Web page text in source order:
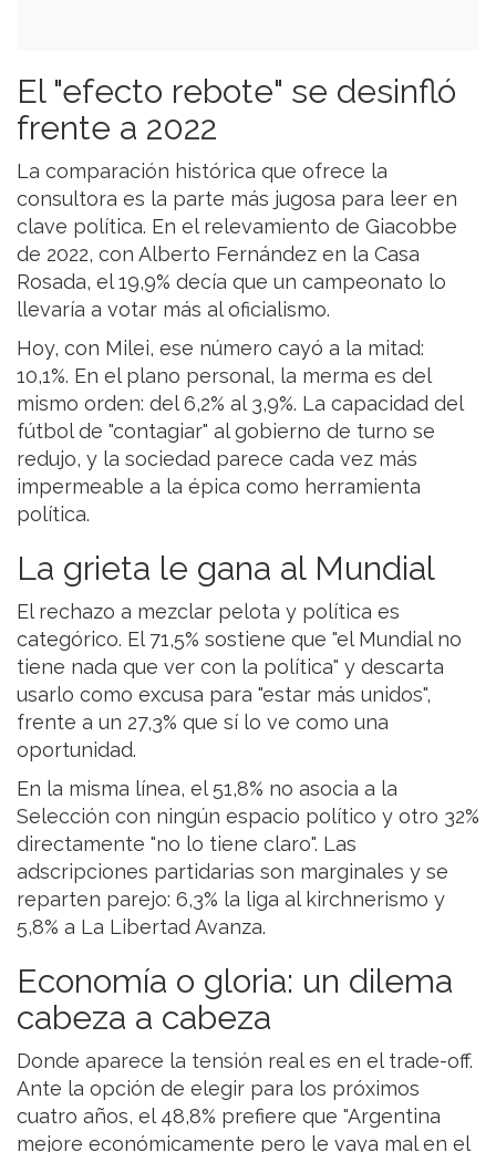
El "efecto rebote" se desinfló
frente a 2022
La comparación histórica que ofrece la
consultora es la parte más jugosa para leer en
clave política. En el relevamiento de Giacobbe
de 2022, con Alberto Fernández en la Casa
Rosada, el 19,9% decía que un campeonato lo
llevaría a votar más al oficialismo.
Hoy, con Milei, ese número cayó a la mitad:
10,1%. En el plano personal, la merma es del
mismo orden: del 6,2% al 3,9%. La capacidad del
fútbol de "contagiar" al gobierno de turno se
redujo, y la sociedad parece cada vez más
impermeable a la épica como herramienta
política.
La grieta le gana al Mundial
El rechazo a mezclar pelota y política es
categórico. El 71,5% sostiene que "el Mundial no
tiene nada que ver con la política" y descarta
usarlo como excusa para "estar más unidos",
frente a un 27,3% que sí lo ve como una
oportunidad.
En la misma línea, el 51,8% no asocia a la
Selección con ningún espacio político y otro 32%
directamente "no lo tiene claro". Las
adscripciones partidarias son marginales y se
reparten parejo: 6,3% la liga al kirchnerismo y
5,8% a La Libertad Avanza.
Economía o gloria: un dilema
cabeza a cabeza
Donde aparece la tensión real es en el trade-off.
Ante la opción de elegir para los próximos
cuatro años, el 48,8% prefiere que "Argentina
mejore económicamente pero le vaya mal en el